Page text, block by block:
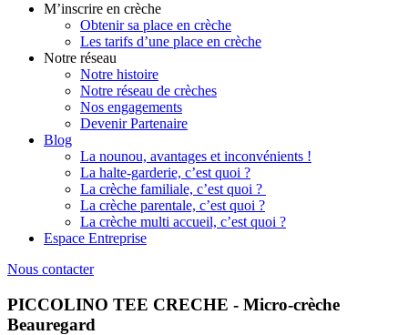
M’inscrire en crèche
Obtenir sa place en crèche
Les tarifs d’une place en crèche
Notre réseau
Notre histoire
Notre réseau de crèches
Nos engagements
Devenir Partenaire
Blog
La nounou, avantages et inconvénients !
La halte-garderie, c’est quoi ?
La crèche familiale, c’est quoi ?
La crèche parentale, c’est quoi ?
La crèche multi accueil, c’est quoi ?
Espace Entreprise
Nous contacter
PICCOLINO TEE CRECHE - Micro-crèche
Beauregard